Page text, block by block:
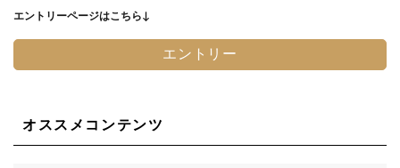
エントリーページはこちら↓
エントリー
オススメコンテンツ